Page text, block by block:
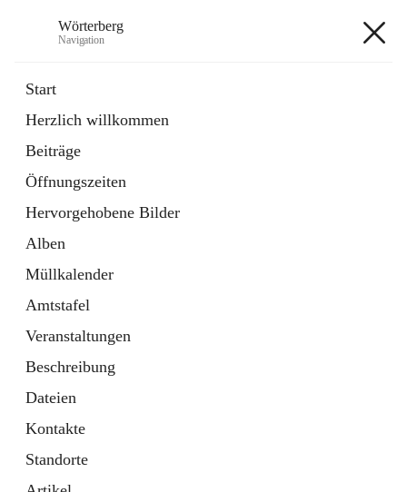
Wörterberg
Navigation
Start
Herzlich willkommen
Beiträge
Öffnungszeiten
Hervorgehobene Bilder
Alben
Müllkalender
Amtstafel
Veranstaltungen
Beschreibung
Dateien
Kontakte
Standorte
5 Schnellzugriffe
Bürgerservice
9 Schnellzugriffe